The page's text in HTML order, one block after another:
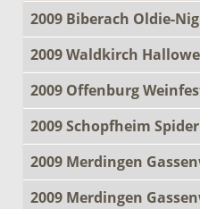
2009 Biberach Oldie-
2009 Waldkirch
2009 Offenburg
2009 Schopfheim
2009 Merdingen
2009 Merdingen